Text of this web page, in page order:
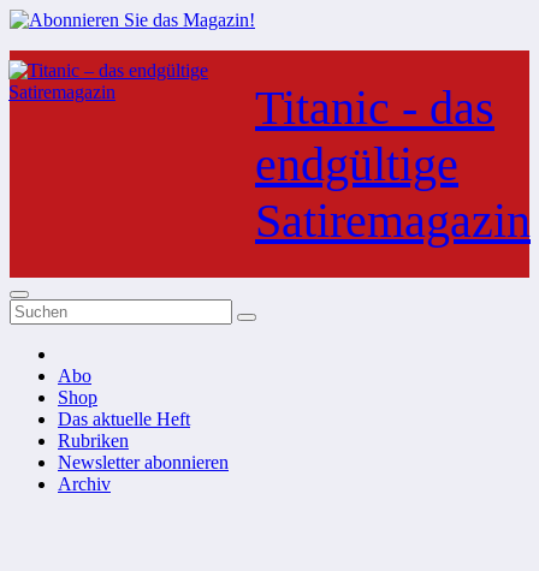
Zum
Inhalt
springen
Titanic - das
endgültige
Satiremagazin
Abo
Shop
Das aktuelle Heft
Rubriken
Newsletter abonnieren
Archiv